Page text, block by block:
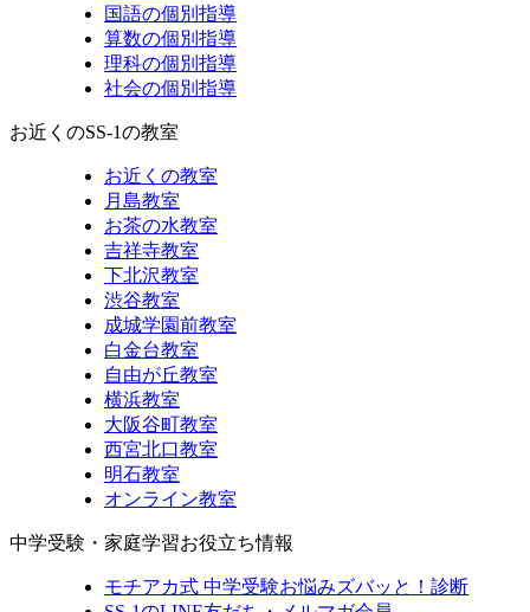
国語の個別指導
算数の個別指導
理科の個別指導
社会の個別指導
お近くのSS-1の教室
お近くの教室
月島教室
お茶の水教室
吉祥寺教室
下北沢教室
渋谷教室
成城学園前教室
白金台教室
自由が丘教室
横浜教室
大阪谷町教室
西宮北口教室
明石教室
オンライン教室
中学受験・家庭学習お役立ち情報
モチアカ式 中学受験お悩みズバッと！診断